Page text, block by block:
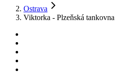
Ostrava
Viktorka - Plzeňská tankovna